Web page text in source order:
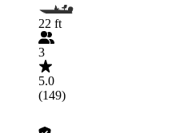
22 ft
3
5.0
(149)